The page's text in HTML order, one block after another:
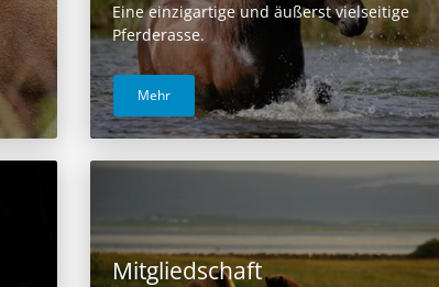
Eine einzigartige und äußerst vielseitige
Pferderasse.
Mehr
Mitgliedschaft